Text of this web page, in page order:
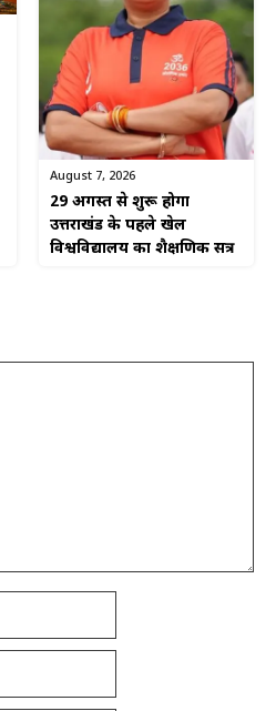
August 7, 2026
29 अगस्त से शुरू होगा
उत्तराखंड के पहले खेल
विश्वविद्यालय का शैक्षणिक सत्र